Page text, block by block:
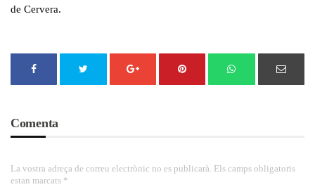
de Cervera.
Comenta
La vostra adreça de correu electrònic no es publicarà. Els camps obligatoris
estan marcats *